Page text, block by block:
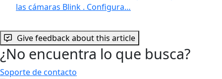
las cámaras Blink . Configura…
Give feedback about this article
¿No encuentra lo que busca?
Soporte de contacto